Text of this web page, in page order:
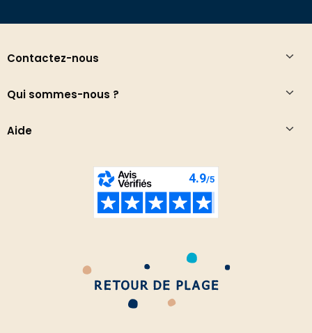
Contactez-nous
Qui sommes-nous ?
Aide